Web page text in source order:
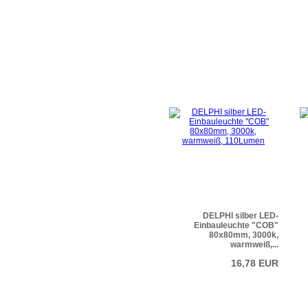
DELPHI silber LED-
Einbauleuchte "COB"
80x80mm, 3000k,
warmweiß,...
16,78 EUR